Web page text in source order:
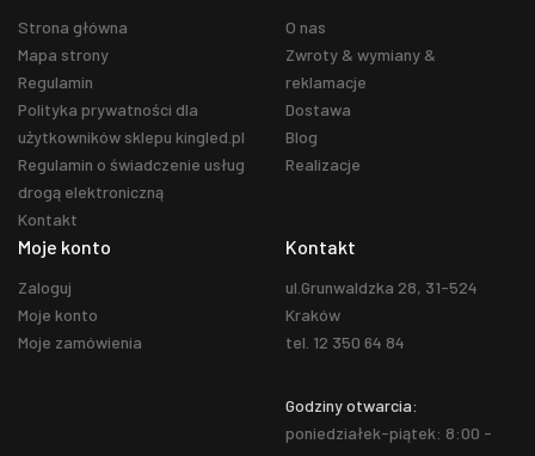
Strona główna
Mapa strony
Regulamin
Polityka prywatności dla
użytkowników sklepu kingled.pl
Regulamin o świadczenie usług
drogą elektroniczną
Kontakt
O nas
Zwroty & wymiany &
reklamacje
Dostawa
Blog
Realizacje
Moje konto
Zaloguj
Moje konto
Moje zamówienia
Kontakt
ul.Grunwaldzka 28, 31-524
Kraków
tel. 12 350 64 84
Godziny otwarcia:
poniedziałek-piątek: 8:00 -